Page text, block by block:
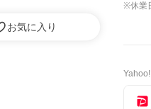
お気に入り
※休業